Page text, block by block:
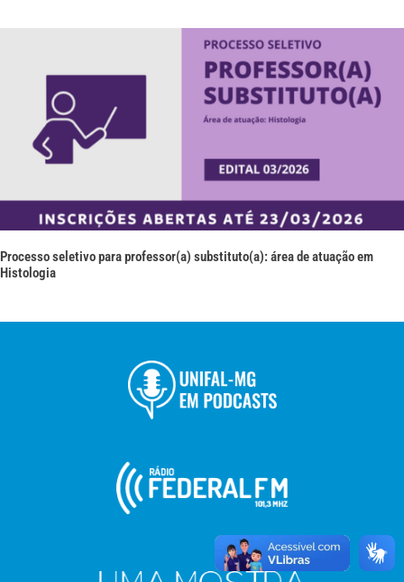
Processo seletivo para professor(a) substituto(a): área de atuação em
Histologia